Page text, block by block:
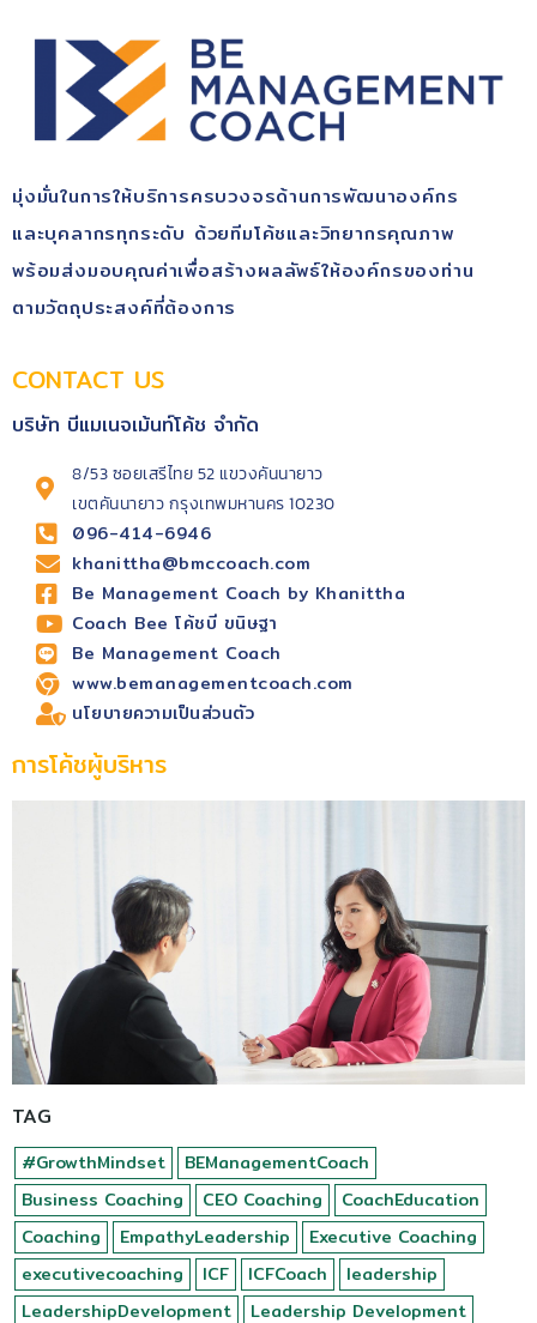
มุ่ง​มั่นในการให้บริการ​ครบวงจรด้านการพัฒนา​องค์กร​
และบุคลากรทุกระดับ​ ด้วยทีมโค้ช​และวิทยากรคุณ​ภาพ​
พร้อม​ส่งมอบคุณ​ค่า​เพื่อสร้างผลลัพธ์​ให้องค์กรของท่าน
ตามวัตถุประสงค์​ที่ต้องการ
CONTACT US
บริษัท บีแมเนจเม้นท์โค้ช จำกัด
8/53 ซอยเสรีไทย 52 แขวงคันนายาว
เขตคันนายาว กรุงเทพมหานคร 10230
096-414-6946
khanittha@bmccoach.com
Be Management Coach by Khanittha
Coach Bee โค้ชบี ขนิษฐา
Be Management Coach
www.bemanagementcoach.com
นโยบายความเป็นส่วนตัว
การโค้ชผู้บริหาร
TAG
#GrowthMindset
BEManagementCoach
Business Coaching
CEO Coaching
CoachEducation
Coaching
EmpathyLeadership
Executive Coaching
executivecoaching
ICF ICFCoach
leadership
LeadershipDevelopment
Leadership Development